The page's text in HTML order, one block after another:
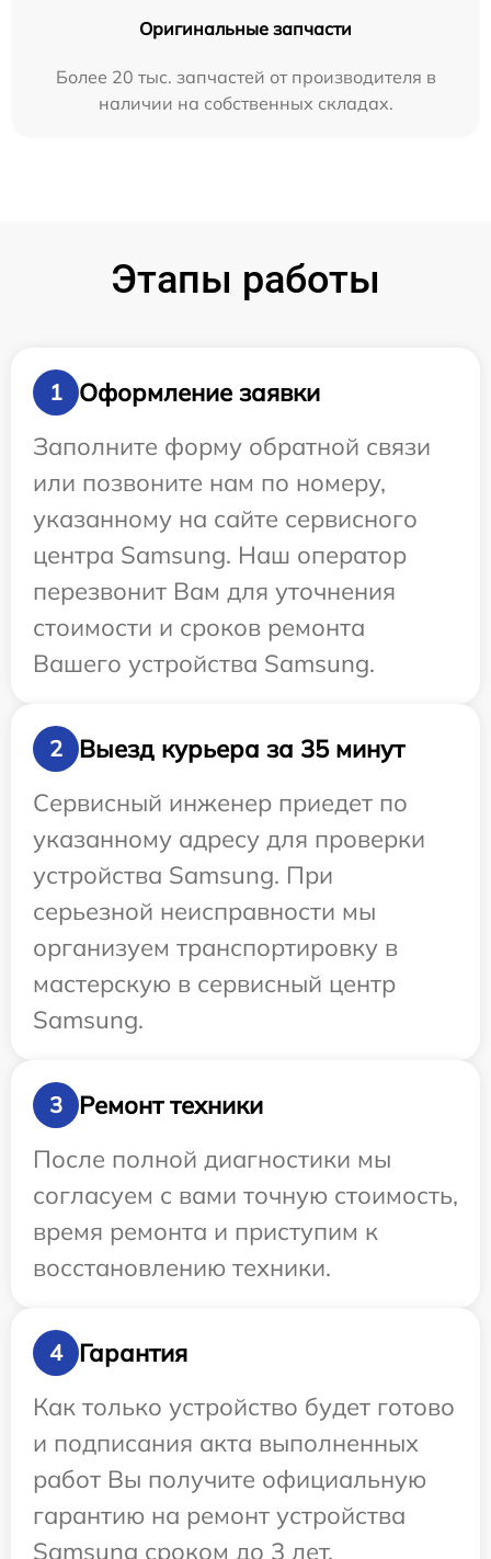
Оригинальные запчасти
Более 20 тыс. запчастей от производителя в
наличии на собственных складах.
Этапы работы
1
Оформление заявки
Заполните форму обратной связи
или позвоните нам по номеру,
указанному на сайте сервисного
центра Samsung. Наш оператор
перезвонит Вам для уточнения
стоимости и сроков ремонта
Вашего устройства Samsung.
2
Выезд курьера за 35 минут
Сервисный инженер приедет по
указанному адресу для проверки
устройства Samsung. При
серьезной неисправности мы
организуем транспортировку в
мастерскую в сервисный центр
Samsung.
3
Ремонт техники
После полной диагностики мы
согласуем с вами точную стоимость,
время ремонта и приступим к
восстановлению техники.
4
Гарантия
Как только устройство будет готово
и подписания акта выполненных
работ Вы получите официальную
гарантию на ремонт устройства
Samsung сроком до 3 лет.